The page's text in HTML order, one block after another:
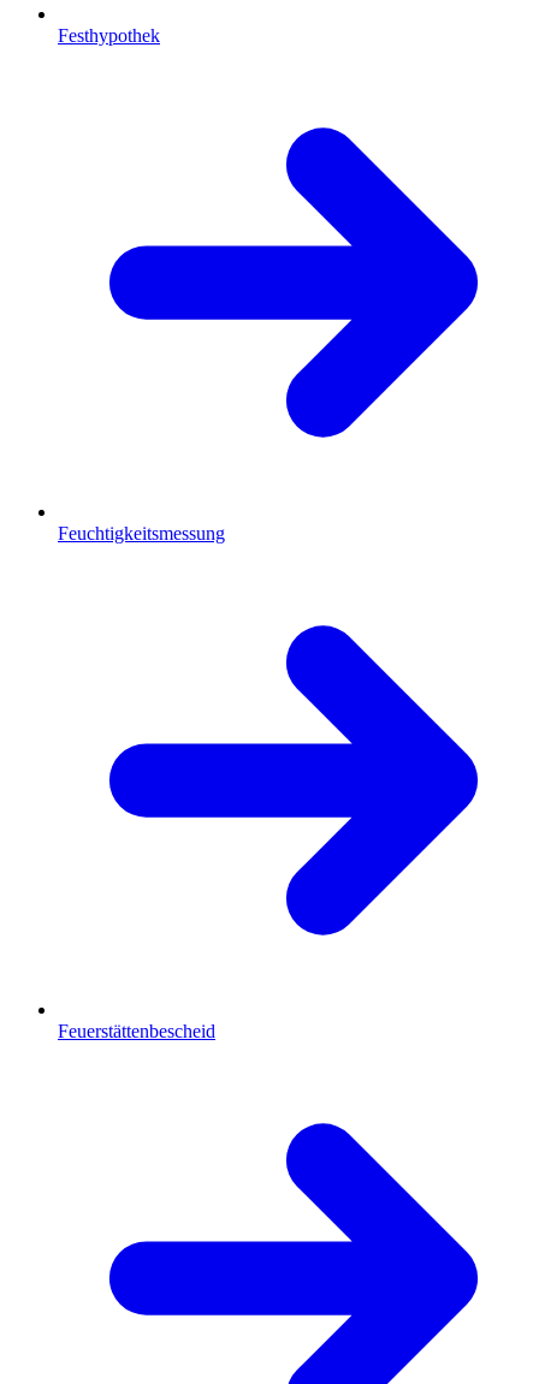
Festhypothek
Feuchtigkeitsmessung
Feuerstättenbescheid